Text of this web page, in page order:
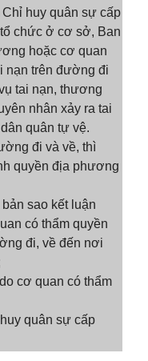
huy quân sự cấp
chức ở cơ sở, Ban
hoặc cơ quan
nạn trên đường đi
tai nạn, thương
nhân xảy ra tai
quân tự vệ.
đi và về, thì
quyền địa phương
sao kết luận
có thẩm quyền
đi, về đến nơi
cơ quan có thẩm
quân sự cấp